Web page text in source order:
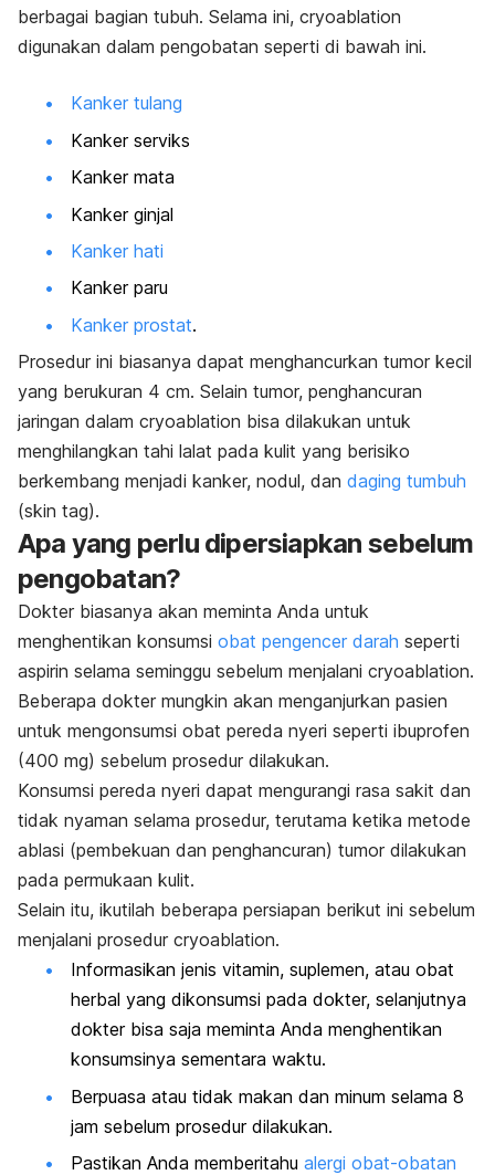
berbagai bagian tubuh. Selama ini, cryoablation
digunakan dalam pengobatan seperti di bawah ini.
Kanker tulang
Kanker serviks
Kanker mata
Kanker ginjal
Kanker hati
Kanker paru
Kanker prostat.
Prosedur ini biasanya dapat menghancurkan tumor kecil
yang berukuran 4 cm. Selain tumor, penghancuran
jaringan dalam cryoablation bisa dilakukan untuk
menghilangkan tahi lalat pada kulit yang berisiko
berkembang menjadi kanker, nodul, dan daging tumbuh
(skin tag).
Apa yang perlu dipersiapkan sebelum
pengobatan?
Dokter biasanya akan meminta Anda untuk
menghentikan konsumsi obat pengencer darah seperti
aspirin selama seminggu sebelum menjalani cryoablation.
Beberapa dokter mungkin akan menganjurkan pasien
untuk mengonsumsi obat pereda nyeri seperti ibuprofen
(400 mg) sebelum prosedur dilakukan.
Konsumsi pereda nyeri dapat mengurangi rasa sakit dan
tidak nyaman selama prosedur, terutama ketika metode
ablasi (pembekuan dan penghancuran) tumor dilakukan
pada permukaan kulit.
Selain itu, ikutilah beberapa persiapan berikut ini sebelum
menjalani prosedur cryoablation.
Informasikan jenis vitamin, suplemen, atau obat
herbal yang dikonsumsi pada dokter, selanjutnya
dokter bisa saja meminta Anda menghentikan
konsumsinya sementara waktu.
Berpuasa atau tidak makan dan minum selama 8
jam sebelum prosedur dilakukan.
Pastikan Anda memberitahu alergi obat-obatan